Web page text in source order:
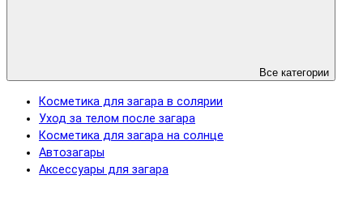
Все категории
Косметика для загара в солярии
Уход за телом после загара
Косметика для загара на солнце
Автозагары
Аксессуары для загара